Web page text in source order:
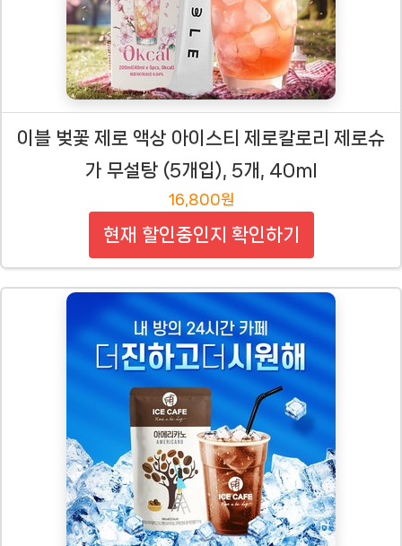
이블 벚꽃 제로 액상 아이스티 제로칼로리 제로슈
가 무설탕 (5개입), 5개, 40ml
16,800원
현재 할인중인지 확인하기